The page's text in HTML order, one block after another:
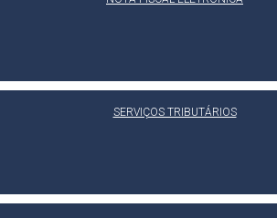
SERVIÇOS TRIBUTÁRIOS